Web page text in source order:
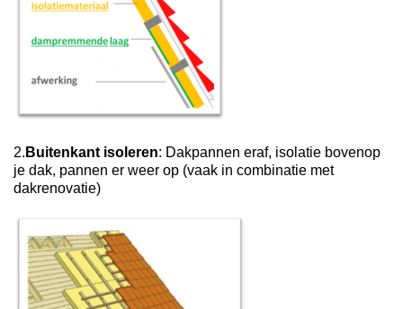
2. Buitenkant isoleren: Dakpannen eraf, isolatie bovenop
je dak, pannen er weer op (vaak in combinatie met
dakrenovatie)